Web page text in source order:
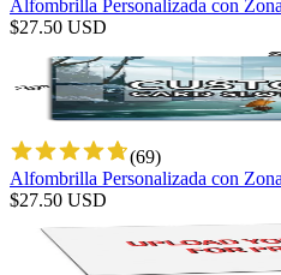
Alfombrilla Personalizada con
$27.50 USD
(69)
Alfombrilla Personalizada con
$27.50 USD